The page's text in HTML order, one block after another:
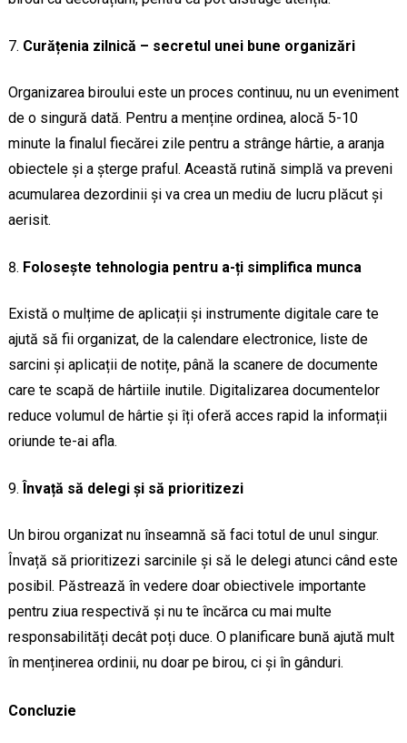
Curățenia zilnică – secretul unei bune organizări
Organizarea biroului este un proces continuu, nu un eveniment
de o singură dată. Pentru a menține ordinea, alocă 5-10
minute la finalul fiecărei zile pentru a strânge hârtie, a aranja
obiectele și a șterge praful. Această rutină simplă va preveni
acumularea dezordinii și va crea un mediu de lucru plăcut și
aerisit.
Folosește tehnologia pentru a-ți simplifica munca
Există o mulțime de aplicații și instrumente digitale care te
ajută să fii organizat, de la calendare electronice, liste de
sarcini și aplicații de notițe, până la scanere de documente
care te scapă de hârtiile inutile. Digitalizarea documentelor
reduce volumul de hârtie și îți oferă acces rapid la informații
oriunde te-ai afla.
Învață să delegi și să prioritizezi
Un birou organizat nu înseamnă să faci totul de unul singur.
Învață să prioritizezi sarcinile și să le delegi atunci când este
posibil. Păstrează în vedere doar obiectivele importante
pentru ziua respectivă și nu te încărca cu mai multe
responsabilități decât poți duce. O planificare bună ajută mult
în menținerea ordinii, nu doar pe birou, ci și în gânduri.
Concluzie